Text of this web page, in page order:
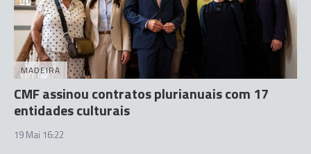
MADEIRA
CMF assinou contratos plurianuais com 17
entidades culturais
19 Mai 16:22